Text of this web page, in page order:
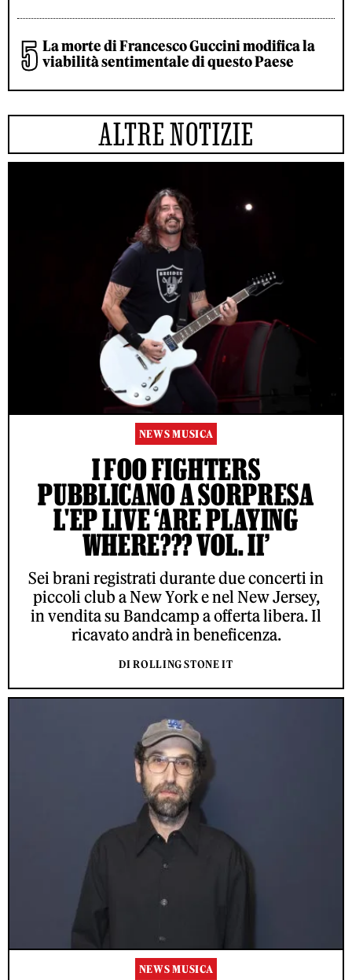
La morte di Francesco Guccini modifica la
viabilità sentimentale di questo Paese
ALTRE NOTIZIE
NEWS MUSICA
I FOO FIGHTERS
PUBBLICANO A SORPRESA
L'EP LIVE ‘ARE PLAYING
WHERE??? VOL. II’
Sei brani registrati durante due concerti in
piccoli club a New York e nel New Jersey,
in vendita su Bandcamp a offerta libera. Il
ricavato andrà in beneficenza.
DI ROLLING STONE IT
NEWS MUSICA